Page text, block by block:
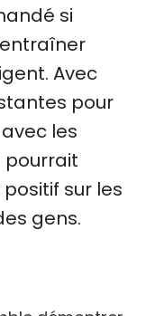
si
Avec
pour
les
pourrait
sur les
gens.